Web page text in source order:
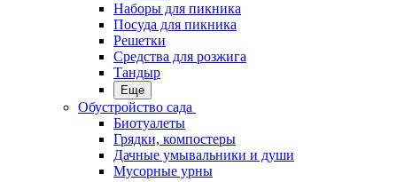
Наборы для пикника
Посуда для пикника
Решетки
Средства для розжига
Тандыр
Еще
Обустройство сада
Биотуалеты
Грядки, компостеры
Дачные умывальники и души
Мусорные урны